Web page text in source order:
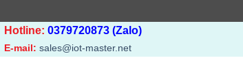
Hotline: 0379720873 (Zalo)
E-mail: sales@iot-master.net